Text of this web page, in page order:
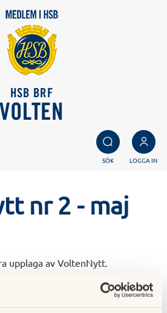
HSB BRF
VOLTEN
SÖK LOGGA IN
nr 2 - maj
upplaga av VoltenNytt.
hämta i pappersform i den svarta